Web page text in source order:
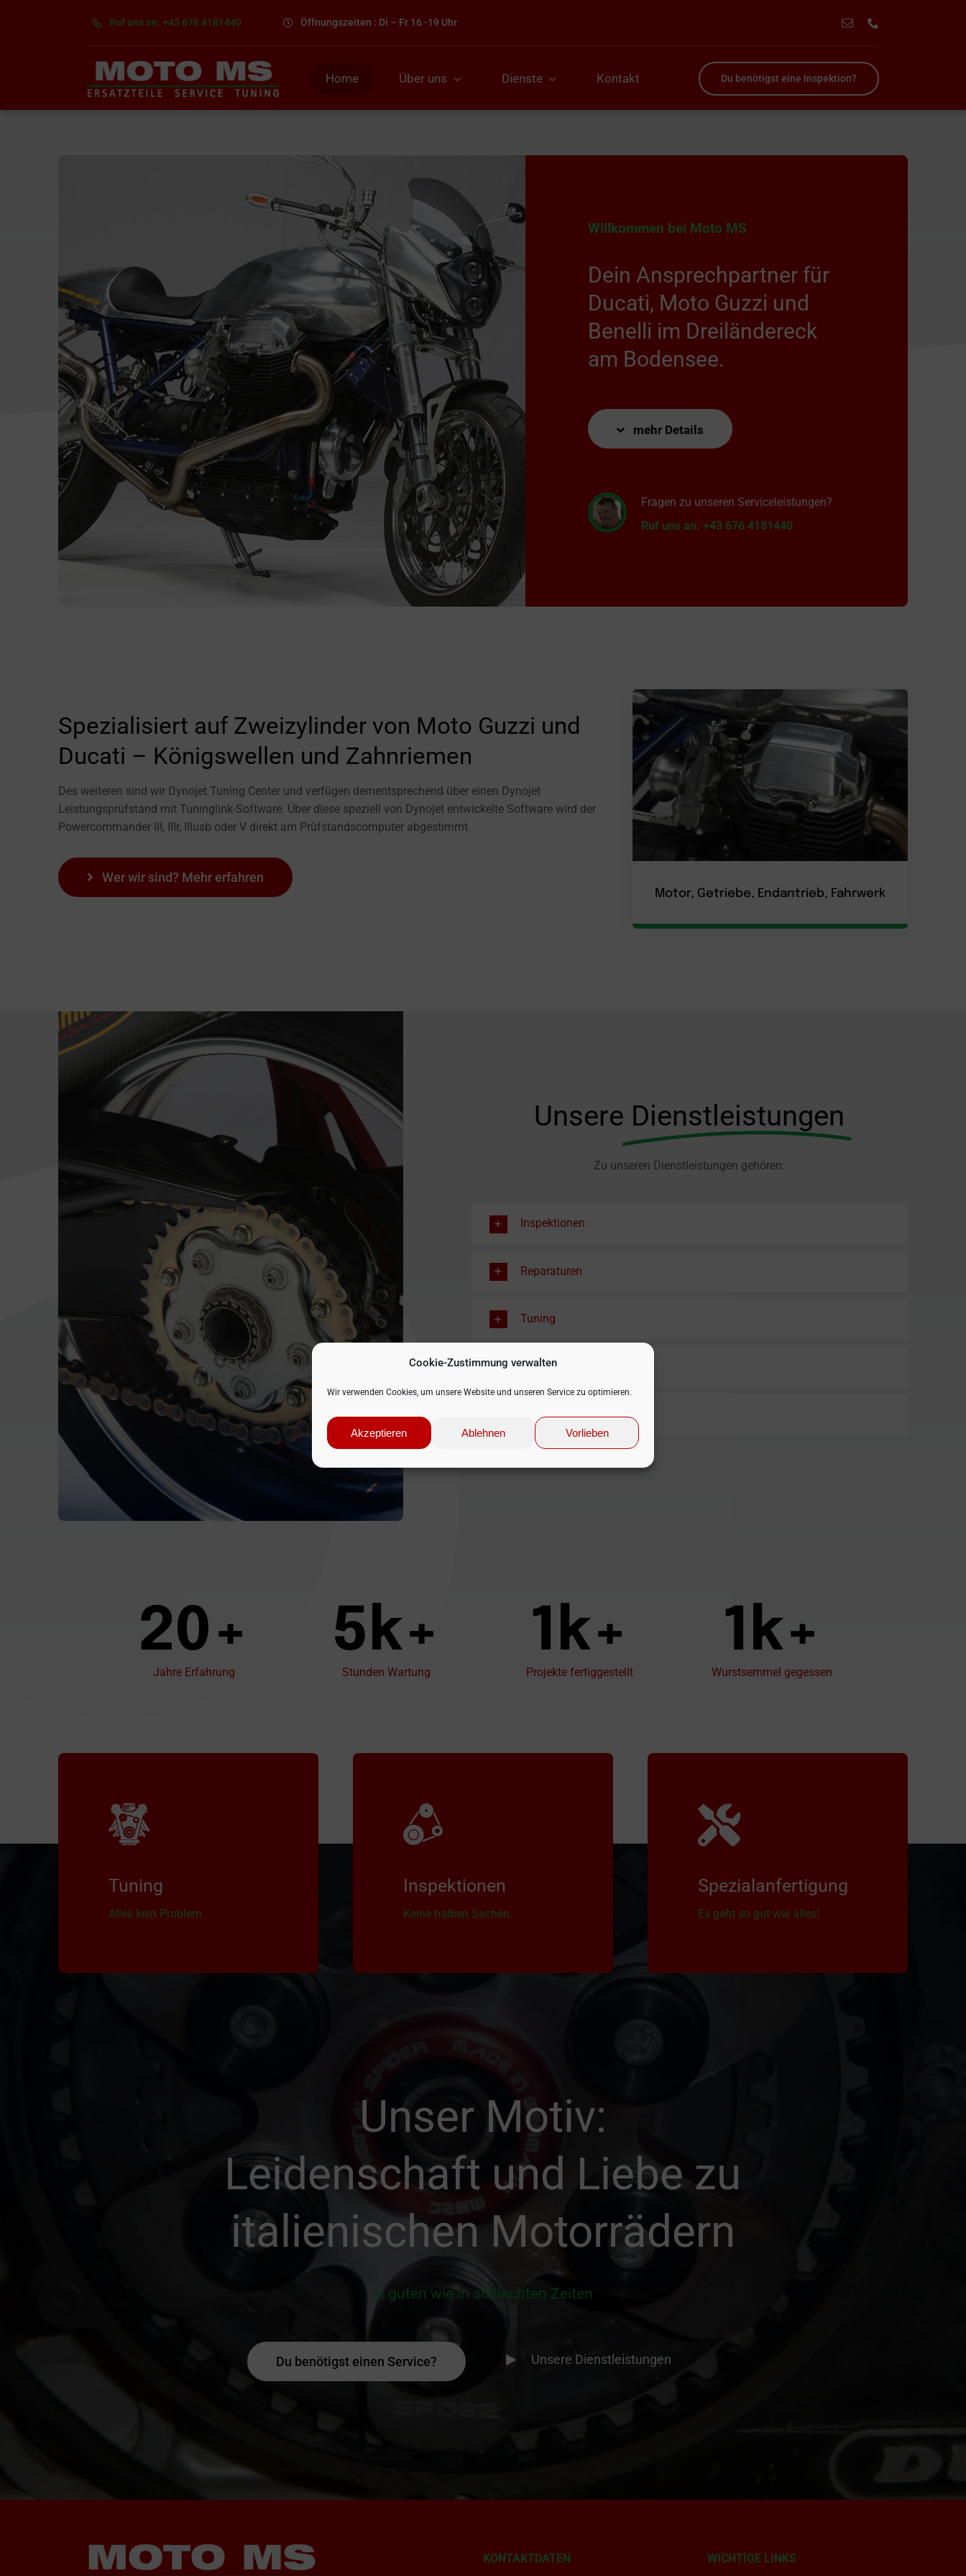
Cookie-Zustimmung verwalten
Wir verwenden Cookies, um unsere Website und unseren Service zu optimieren.
Akzeptieren Ablehnen Vorlieben
Ruf uns an: +43 676 4181440 Öffnungszeiten : Di – Fr 16 -19 Uhr
Home Über uns Dienste Kontakt Du benötigst eine Inspektion?
Willkommen bei Moto MS
Dein Ansprechpartner für
Ducati, Moto Guzzi und
Benelli im Dreiländereck
am Bodensee.
mehr Details
Fragen zu unseren Serviceleistungen?
Ruf uns an: +43 676 4181440
Spezialisiert auf Zweizylinder von Moto Guzzi und
Ducati – Königswellen und Zahnriemen
Des weiteren sind wir Dynojet Tuning Center und verfügen dementsprechend über einen Dynojet
Leistungsprüfstand mit Tuninglink-Software. Über diese speziell von Dynojet entwickelte Software wird der
Powercommander III, IIIr, IIIusb oder V direkt am Prüfstandscomputer abgestimmt.
Wer wir sind? Mehr erfahren
Motor, Getriebe, Endantrieb, Fahrwerk
Unsere Dienstleistungen
Zu unseren Dienstleistungen gehören:
Inspektionen
Reparaturen
Tuning
Spezialanfertigungen
Projektumbauten
20+
Jahre Erfahrung
5k+
Stunden Wartung
1k+
Projekte fertiggestellt
1k+
Wurstsemmel gegessen
Tuning
Alles kein Problem.
Inspektionen
Keine halben Sachen.
Spezialanfertigung
Es geht so gut wie alles!
Unser Motiv:
Leidenschaft und Liebe zu
italienischen Motorrädern
in guten wie in schlechten Zeiten
Du benötigst einen Service? Unsere Dienstleistungen
KONTAKTDATEN WICHTIGE LINKS